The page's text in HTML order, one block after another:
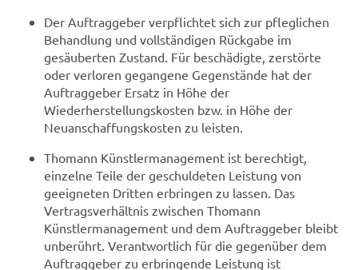
Der Auftraggeber verpflichtet sich zur pfleglichen
Behandlung und vollständigen Rückgabe im
gesäuberten Zustand. Für beschädigte, zerstörte
oder verloren gegangene Gegenstände hat der
Auftraggeber Ersatz in Höhe der
Wiederherstellungskosten bzw. in Höhe der
Neuanschaffungskosten zu leisten.
Thomann Künstlermanagement ist berechtigt,
einzelne Teile der geschuldeten Leistung von
geeigneten Dritten erbringen zu lassen. Das
Vertragsverhältnis zwischen Thomann
Künstlermanagement und dem Auftraggeber bleibt
unberührt. Verantwortlich für die gegenüber dem
Auftraggeber zu erbringende Leistung ist